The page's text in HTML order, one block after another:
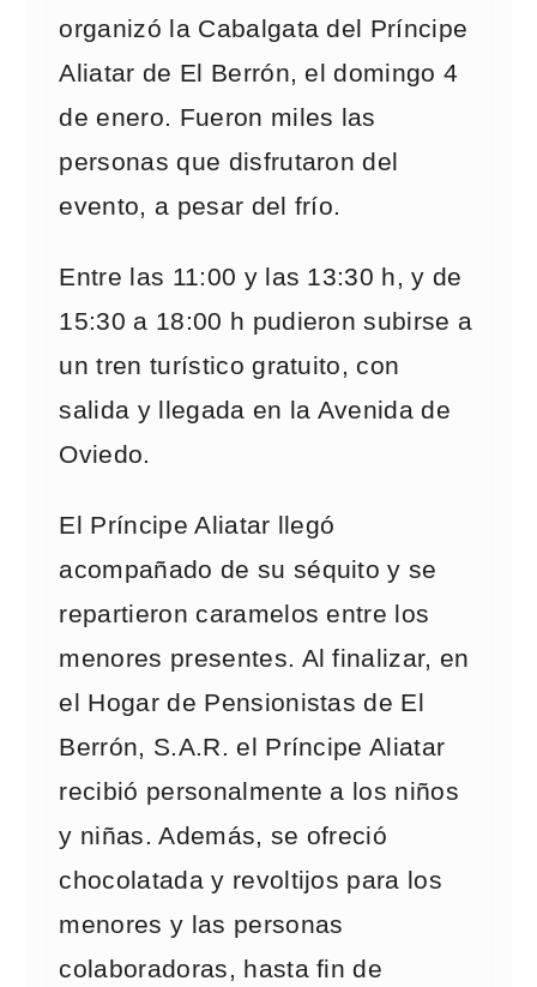
organizó la Cabalgata del Príncipe
Aliatar de El Berrón, el domingo 4
de enero. Fueron miles las
personas que disfrutaron del
evento, a pesar del frío.
Entre las 11:00 y las 13:30 h, y de
15:30 a 18:00 h pudieron subirse a
un tren turístico gratuito, con
salida y llegada en la Avenida de
Oviedo.
El Príncipe Aliatar llegó
acompañado de su séquito y se
repartieron caramelos entre los
menores presentes. Al finalizar, en
el Hogar de Pensionistas de El
Berrón, S.A.R. el Príncipe Aliatar
recibió personalmente a los niños
y niñas. Además, se ofreció
chocolatada y revoltijos para los
menores y las personas
colaboradoras, hasta fin de